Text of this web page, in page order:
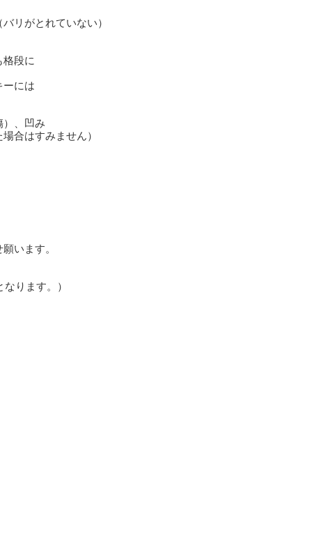
リがとれていない）
段に
には
、凹み
合はすみません）
います。
ります。）